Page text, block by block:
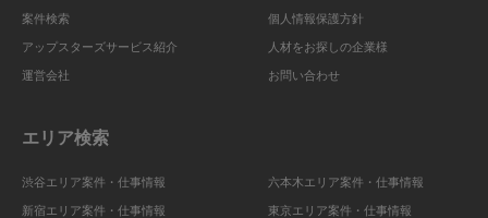
案件検索
アップスターズサービス紹介
運営会社
個人情報保護方針
人材をお探しの企業様
お問い合わせ
エリア検索
渋谷エリア案件・仕事情報
新宿エリア案件・仕事情報
六本木エリア案件・仕事情報
東京エリア案件・仕事情報